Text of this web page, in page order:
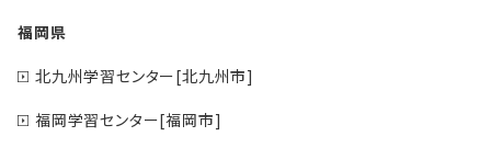
福岡県
北九州学習センター[北九州市]
福岡学習センター[福岡市]